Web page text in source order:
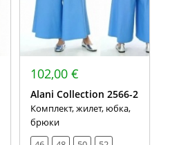
102,00 €
Alani Collection 2566-2
Комплект, жилет, юбка,
брюки